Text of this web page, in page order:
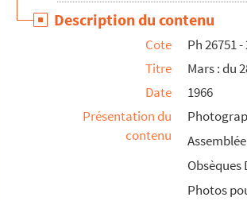
Ph 28520 - 28606. Octobre : du 29 au 6
Ph 28607 - 28689. Novembre : du 7 au 13
Ph 28690 - 28734. Novembre : du 14 au 20
Ph 28735 - 28781. Novembre : du 21 au 27
Ph 28782 - 28859. Novembre : du 28 au 3
Ph 28860 - 28907. Décembre : du 4 au 9
Ph 28908 - 28965. Décembre : du 10 au 16
Ph 28966 - 29015. Décembre : du 17 au 23
Description du contenu
Cote
Ph 26751 -
Titre
Mars : du
Date
1966
Présentation du
contenu
Photos